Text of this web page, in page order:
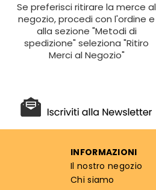
Se preferisci ritirare la merce al
negozio, procedi con l'ordine e
alla sezione "Metodi di
spedizione" seleziona "Ritiro
Merci al Negozio"
INFORMAZIONI
Il nostro negozio
Chi siamo